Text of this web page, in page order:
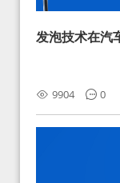
发泡技术在汽
9904 0